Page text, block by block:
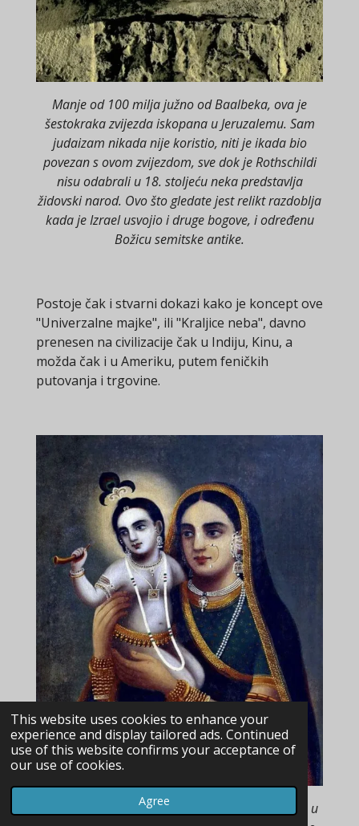
This website uses cookies to enhance your
experience and display tailored ads. Continued
use of this website confirms your acceptance of
our use of cookies.
Agree
Manje od 100 milja južno od Baalbeka, ova je
šestokraka zvijezda iskopana u Jeruzalemu. Sam
judaizam nikada nije koristio, niti je ikada bio
povezan s ovom zvijezdom, sve dok je Rothschildi
nisu odabrali u 18. stoljeću neka predstavlja
židovski narod. Ovo što gledate jest relikt razdoblja
kada je Izrael usvojio i druge bogove, i određenu
Božicu semitske antike.
Postoje čak i stvarni dokazi kako je koncept ove
"Univerzalne majke", ili "Kraljice neba", davno
prenesen na civilizacije čak u Indiju, Kinu, a
možda čak i u Ameriku, putem feničkih
putovanja i trgovine.
Neka od najpopularnijih obožavanja, kao i slika u